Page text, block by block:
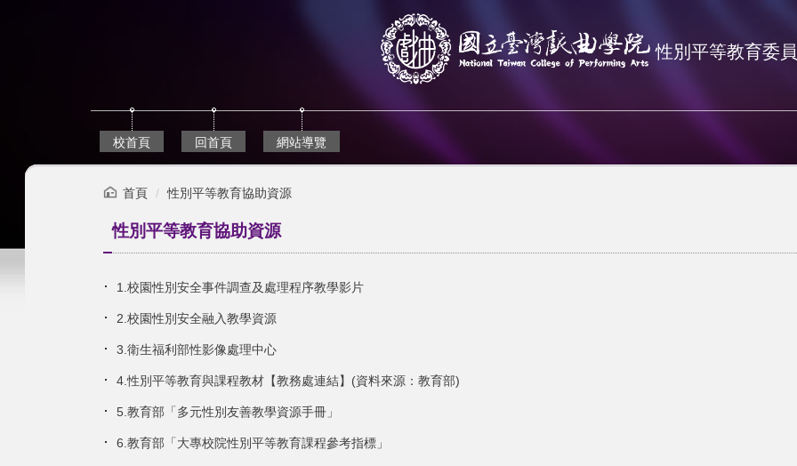
性別平等教育委
校首頁 回首頁 網站導覽
首頁 性別平等教育協助資源
性別平等教育協助資源
1.校園性別安全事件調查及處理程序教學影片
2.校園性別安全融入教學資源
3.衛生福利部性影像處理中心
4.性別平等教育與課程教材【教務處連結】(資料來源：教育部)
5.教育部「多元性別友善教學資源手冊」
6.教育部「大專校院性別平等教育課程參考指標」